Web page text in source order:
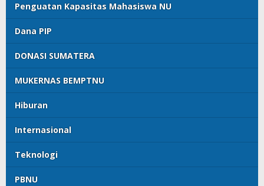
Penguatan Kapasitas Mahasiswa NU
Dana PIP
DONASI SUMATERA
MUKERNAS BEMPTNU
Hiburan
Internasional
Teknologi
PBNU